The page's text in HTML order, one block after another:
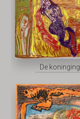
De koninging